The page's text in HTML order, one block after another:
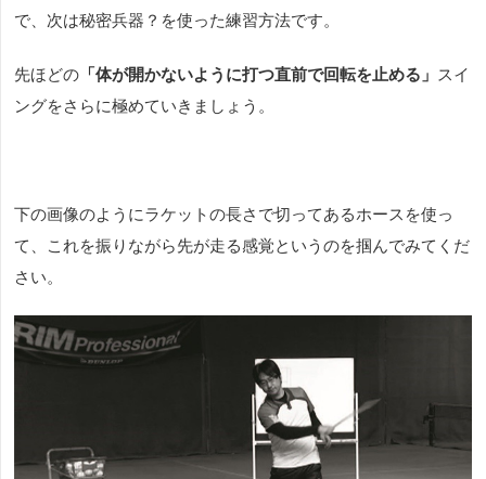
で、次は秘密兵器？を使った練習方法です。
先ほどの 「体が開かないように打つ直前で回転を止める」 スイ
ングをさらに極めていきましょう。
下の画像のようにラケットの長さで切ってあるホースを使っ
て、これを振りながら先が走る感覚というのを掴んでみてくだ
さい。